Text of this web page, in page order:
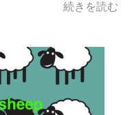
続きを読む